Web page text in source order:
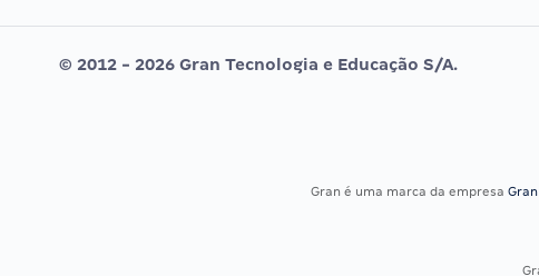
Vunesp
© 2012 - 2026 Gran Tecnologia e Educação S/A.
Gran é uma marca da empresa